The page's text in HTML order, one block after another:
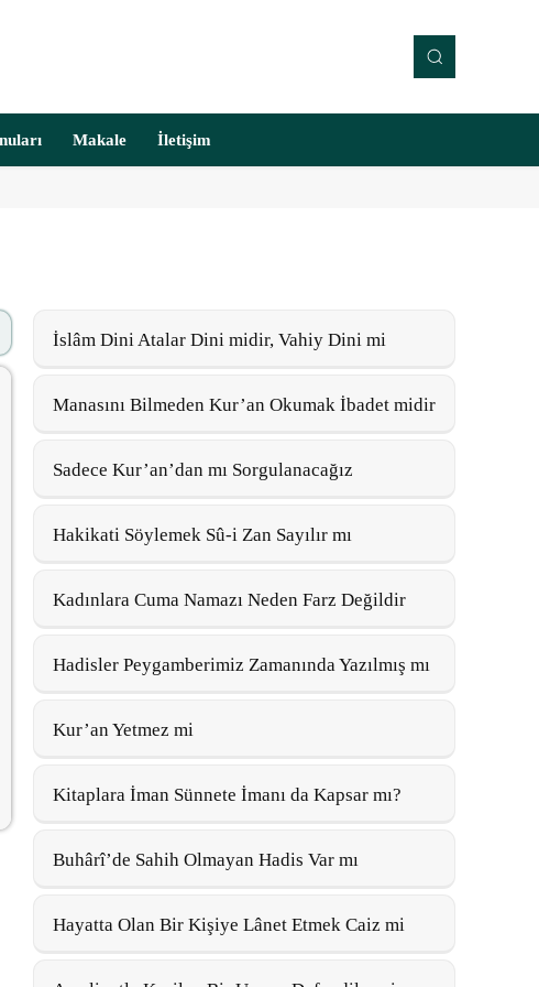
Makale İletişim
İslâm Dini Atalar Dini midir, Vahiy Dini mi
Manasını Bilmeden Kur’an Okumak İbadet midir
Sadece Kur’an’dan mı Sorgulanacağız
Hakikati Söylemek Sû-i Zan Sayılır mı
Kadınlara Cuma Namazı Neden Farz Değildir
Hadisler Peygamberimiz Zamanında Yazılmış mı
Kur’an Yetmez mi
Kitaplara İman Sünnete İmanı da Kapsar mı?
Buhârî’de Sahih Olmayan Hadis Var mı
Hayatta Olan Bir Kişiye Lânet Etmek Caiz mi